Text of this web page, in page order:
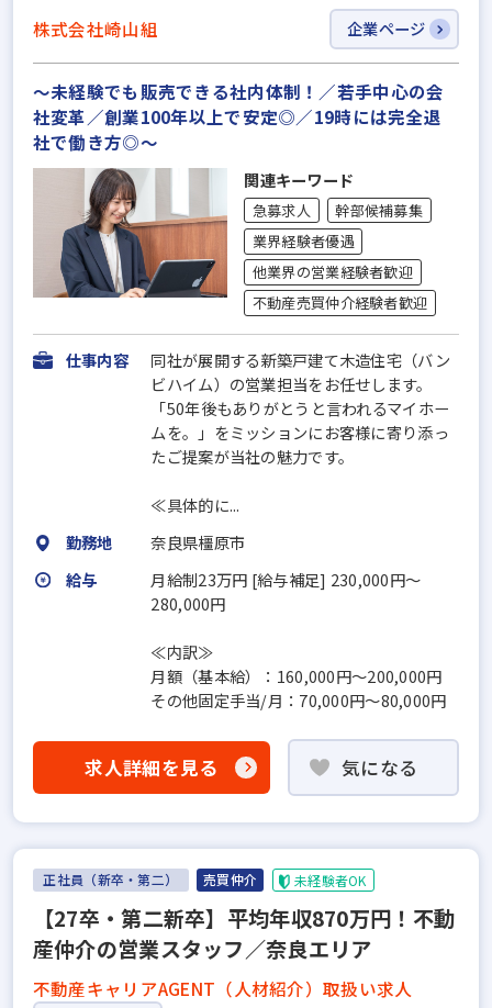
株式会社崎山組 企業ページ
～未経験でも販売できる社内体制！／若手中心の会
社変革／創業100年以上で安定◎／19時には完全退
社で働き方◎～
関連キーワード
急募求人
幹部候補募集
業界経験者優遇
他業界の営業経験者歓迎
不動産売買仲介経験者歓迎
仕事内容
同社が展開する新築戸建て木造住宅（バン
ビハイム）の営業担当をお任せします。
「50年後もありがとうと言われるマイホー
ムを。」をミッションにお客様に寄り添っ
たご提案が当社の魅力です。
≪具体的に...
勤務地
奈良県橿原市
給与
月給制23万円 [給与補足] 230,000円～
280,000円
≪内訳≫
月額（基本給）：160,000円～200,000円
その他固定手当/月：70,000円～80,000円
求人詳細を見る 気になる
正社員（新卒・第二） 売買仲介 未経験者OK
【27卒・第二新卒】平均年収870万円！不動
産仲介の営業スタッフ／奈良エリア
不動産キャリアAGENT（人材紹介）取扱い求人